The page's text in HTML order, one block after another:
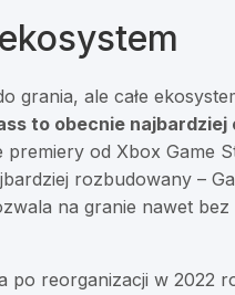
grania, ale całe
to obecnie najbardziej
od Xbox Game
rozbudowany –
na granie nawet
po reorganizacji w 2022